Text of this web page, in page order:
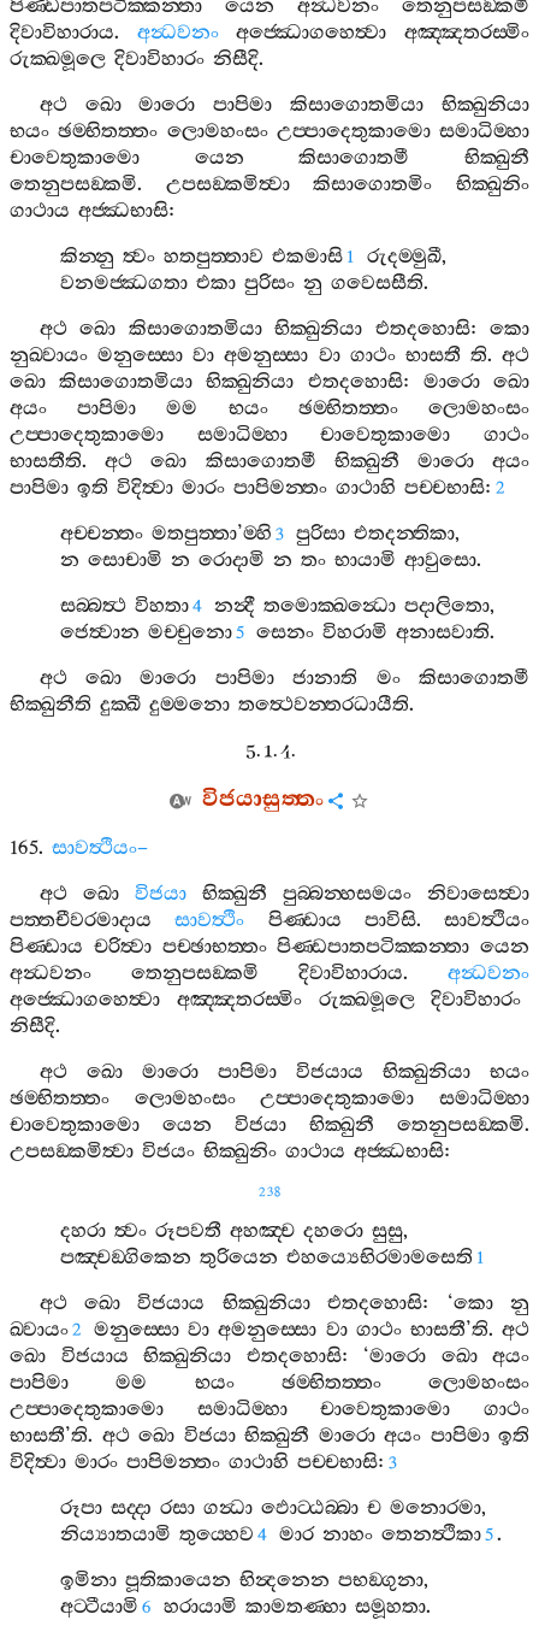
පිණ‍්ඩපාතපටික‍්කන‍්තා යෙන අන්‍ධවනං
තෙනුපසඞ‍්කමි
දිවාවිහාරාය. අන්‍ධවනං අජ‍්ඣොගහෙත්‍වා
අඤ‍්ඤතරස‍්මිං
රුක‍්ඛමූලෙ දිවාවිහාරං නිසීදි.
අථ
ඛො මාරො පාපිමා කිසාගොතමියා
භික‍්ඛුනියා
භයං ඡම‍්භිතත‍්තං ලොමහංසං උප‍්පාදෙතුකාමො සමාධිම‍්හා
චාවෙතුකාමො
යෙන කිසාගොතමී
භික‍්ඛුනී
තෙනුපසඞ‍්කමි. උපසඞ‍්කමිත්‍වා කිසාගොතමිං
භික‍්ඛුනිං
ගාථාය අජ‍්ඣභාසි:
කින‍්නු ත්‍වං හතපුත‍්තාව එකමාසි 1 රුදම‍්මුඛී,
වනමජ‍්ඣගතා එකා පුරිසං නු ගවෙසසීති.
අථ ඛො කිසාගොතමියා භික‍්ඛුනියා එතදහොසි:කො
නුඛ‍්වායං මනුස‍්සො වා අමනුස‍්සා වා ගාථං භාසතී ති. අථ
ඛො කිසාගොතමියා භික‍්ඛුනියා එතදහොසි: මාරො ඛො
අයං
පාපිමා මම භයං ඡම‍්භිතත‍්තං
ලොමහංසං
උප‍්පාදෙතුකාමො
සමාධිම‍්හා චාවෙතුකාමො
ගාථං
භාසතීති.අථ ඛො කිසාගොතමී භික‍්ඛුනී මාරො
අයං
පාපිමා ඉති විදිත්‍වා මාරං පාපිමන‍්තං ගාථාහි පච‍්චභාසි: 2
අච‍්චන‍්තං මතපුත‍්තා’ම‍්හි 3 පුරිසා එතදන‍්තිකා,
න සොචාමි න රොදාමි න තං භායාමි ආවුසො.
සබ‍්බත්‍ථ විහතා4 නන්‍දී තමොක‍්ඛන්‍ධො පදාලිතො,
ජෙත්‍වාන මච‍්චුනො5 සෙනං විහරාමි අනාසවාති.
අථ
ඛො මාරො පාපිමා ජානාති මං
කිසාගොතමී
භික‍්ඛුනීති දුක‍්ඛී දුම‍්මනො තත්‍ථෙවන‍්තරධායීති.
5. 1. 4.
විජයාසුත‍්තං
165. සාවත්‍ථියං–
අථ
ඛො විජයා භික‍්ඛුනී පුබ‍්බන‍්හසමයං
නිවාසෙත්‍වා
පත‍්තචීවරමාදාය
සාවත්‍ථිං පිණ‍්ඩාය පාවිසි. සාවත්‍ථියං
පිණ‍්ඩාය චරිත්‍වා පච‍්ඡාභත‍්තං පිණ‍්ඩපාතපටික‍්කන‍්තා යෙන
අන්‍ධවනං
තෙනුපසඞ‍්කමි දිවාවිහාරාය. අන්‍ධවනං
අජ‍්ඣොගහෙත්‍වා
අඤ‍්ඤතරස‍්මිං රුක‍්ඛමූලෙ
දිවාවිහාරං
නිසීදි.
අථ
ඛො මාරො පාපිමා විජයාය භික‍්ඛුනියා
භයං
ඡම‍්භිතත‍්තං
ලොමහංසං උප‍්පාදෙතුකාමො
සමාධිම‍්හා
චාවෙතුකාමො
යෙන විජයා භික‍්ඛුනී තෙනුපසඞ‍්කමි.
උපසඞ‍්කමිත්‍වා විජයං භික‍්ඛුනිං ගාථාය අජ‍්ඣභාසි:
238
දහරා ත්‍වං රූපවතී අහඤ‍්ච දහරො සුසු,
පඤ‍්චඞ‍්ගිකෙන තුරියෙන එහය්‍යෙභිරමාමසෙති 1
අථ ඛො විජයාය භික‍්ඛුනියා එතදහොසි: ‘කො
නු
ඛ‍්වායං2 මනුස‍්සො වා අමනුස‍්සො වා ගාථං භාසතී’ති.අථ
ඛො
විජයාය භික‍්ඛුනියා එතදහොසි: ‘මාරො ඛො
අයං
පාපිමා
මම භයං ඡම‍්භිතත‍්තං
ලොමහංසං
උප‍්පාදෙතුකාමො
සමාධිම‍්හා චාවෙතුකාමො
ගාථං
භාසතී’ති. අථ ඛො විජයා භික‍්ඛුනී මාරො අයං පාපිමා ඉති
විදිත්‍වා මාරං පාපිමන‍්තං ගාථාහි පච‍්චභාසි: 3
රූපා සද‍්දා රසා ගන්‍ධා ඵොට‍්ඨබ‍්බා ච මනොරමා,
නිය්‍යාතයාමි තුය‍්හෙව 4 මාර නාහං තෙනත්‍ථිකා5.
ඉමිනා පූතිකායෙන භින්‍දනෙන පභඞ‍්ගුනා,
අට‍්ටීයාමි 6 හරායාමි කාමතණ‍්හා සමූහතා.